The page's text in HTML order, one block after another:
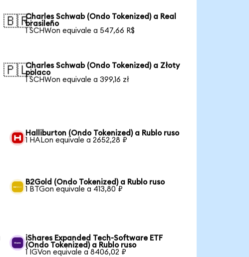
🇧🇷Charles Schwab (Ondo Tokenized) a Real
brasileño
1 SCHWon equivale a 547,66 R$
🇵🇱Charles Schwab (Ondo Tokenized) a Złoty
polaco
1 SCHWon equivale a 399,16 zł
Halliburton (Ondo Tokenized) a Rublo ruso
1 HALon equivale a 2652,28 ₽
B2Gold (Ondo Tokenized) a Rublo ruso
1 BTGon equivale a 413,80 ₽
iShares Expanded Tech-Software ETF
(Ondo Tokenized) a Rublo ruso
1 IGVon equivale a 8406,02 ₽